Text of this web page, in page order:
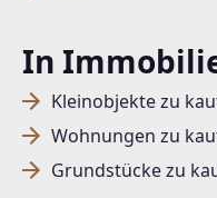
In
Kleinobjekte zu
Wohnungen zu
Grundstücke zu
SUCHAGENT
AKTUELLEN
Dieser Filter wird viele
Sie weitere Filter!